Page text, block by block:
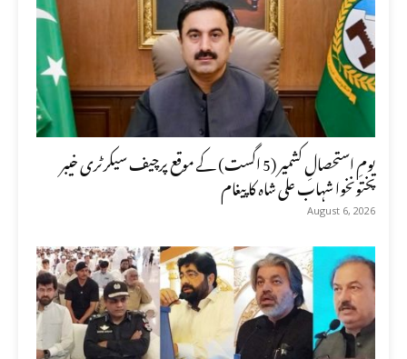
یومِ استحصالِ کشمیر (5 اگست) کے موقع پرچیف سیکرٹری خیبر
پختونخوا شہاب علی شاہ کا پیغام
August 6, 2026